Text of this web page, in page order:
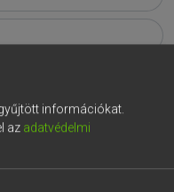
szótár
információkat.
az adatvédelmi
o p
á ű Ω